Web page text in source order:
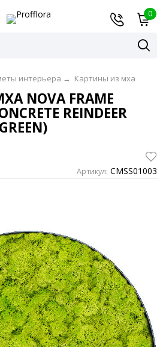
0
интерьера → Картины из мха
NOVA FRAME
REINDEER
Артикул: CMSS01003